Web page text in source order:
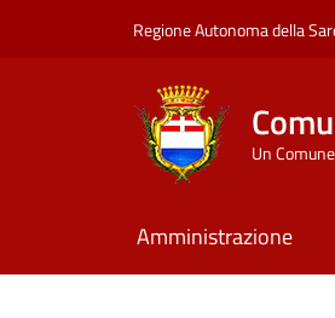
Regione Autonoma della
Un
Amministrazione